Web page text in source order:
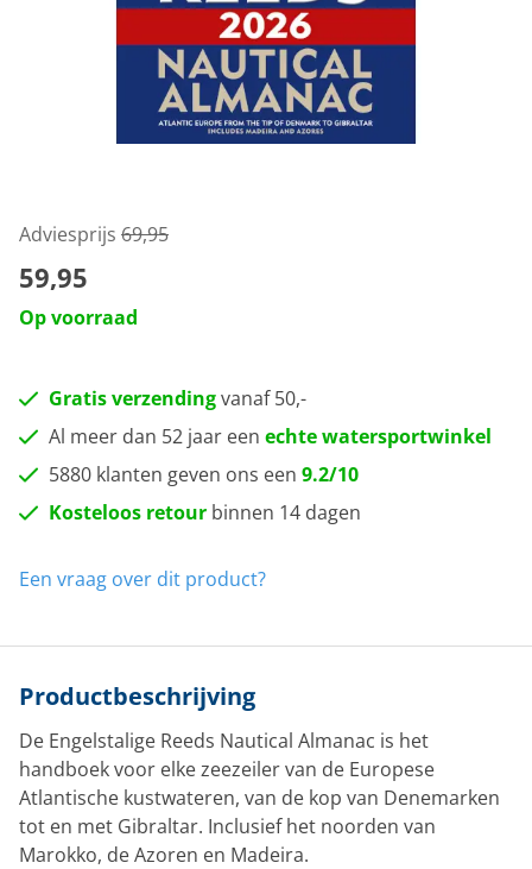
Adviesprijs 69,95
59,95
Op voorraad
Gratis verzendingvanaf 50,-
Al meer dan 52 jaar een echte watersportwinkel
5880 klanten geven ons een 9.2/10
Kosteloos retour binnen 14 dagen
Een vraag over dit product?
Productbeschrijving
De Engelstalige Reeds Nautical Almanac is het
handboek voor elke zeezeiler van de Europese
Atlantische kustwateren, van de kop van Denemarken
tot en met Gibraltar. Inclusief het noorden van
Marokko, de Azoren en Madeira.